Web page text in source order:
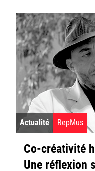
Actualité RepMus
Co-créativité
Une réflexion